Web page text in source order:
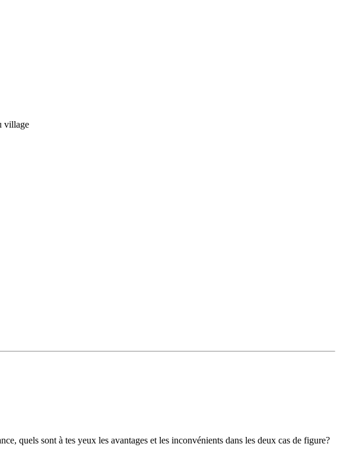
village
quels sont à tes yeux les avantages et les inconvénients dans les deux cas de figure?